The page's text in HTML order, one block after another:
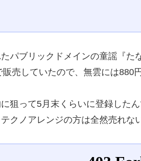
パブリックドメインの童謡『た
売していたので、無雲には880
狙って5月末くらいに登録した
クノアレンジの方は全然売れな